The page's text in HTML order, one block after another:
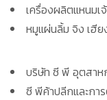
เครื่องผลิตแหนมเ
หมูแผ่นลิ้ม จิง เฮีย
บริษัท ซี พี อุตสาห
ซี พีค้าปลีกและกา